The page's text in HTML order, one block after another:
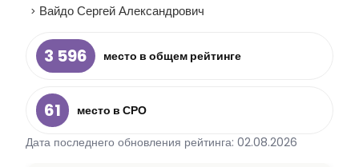
> Вайдо Сергей Александрович
3 596 место в общем рейтинге
61
место в СРО
Дата последнего обновления рейтинга: 02.08.2026